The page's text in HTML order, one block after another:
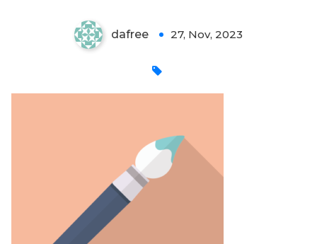
dafree 27, Nov, 2023